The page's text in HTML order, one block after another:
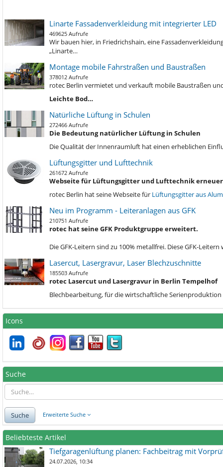
Linarte Fassadenverkleidung mit integrierter LED
469625 Aufrufe
Wir bauen hier, in Friedrichshain, eine
„Linarte…
Montage mobile Fahrstraßen und Baustraßen
378012 Aufrufe
rotec Berlin vermietet und verkauft mobile Baustraßen
Leichte Bod…
Natürliche Lüftung in Schulen
272466 Aufrufe
Die Bedeutung natürlicher Lüftung in Schulen
Die Qualität der Innenraumluft hat einen erheblichen
Lüftungsgitter und Lufttechnik
261672 Aufrufe
Webseite für Lüftungsgitter und Lufttechnik
rotec Berlin hat seine Webseite für Lüftungsgitter aus
Neu im Programm - Leiteranlagen aus GFK
210751 Aufrufe
rotec hat seine GFK Produktgruppe erweitert.
Die GFK-Leitern sind zu 100% metallfrei. Diese GFK-
Lasercut, Lasergravur, Laser Blechzuschnitte
185503 Aufrufe
rotec Lasercut und Lasergravur in Berlin Tempelhof
Blechbearbeitung, für die wirtschaftliche
Icons
Suche
Suche Erweiterte Suche
Beliebteste Artikel
Tiefgaragenlüftung planen: Fachbeitrag mit
24.07.2026, 10:34